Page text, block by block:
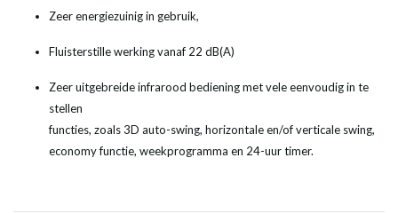
Zeer energiezuinig in gebruik,
Fluisterstille werking vanaf 22 dB(A)
Zeer uitgebreide infrarood bediening met vele eenvoudig in te
stellen
functies, zoals 3D auto-swing, horizontale en/of verticale swing,
economy functie, weekprogramma en 24-uur timer.